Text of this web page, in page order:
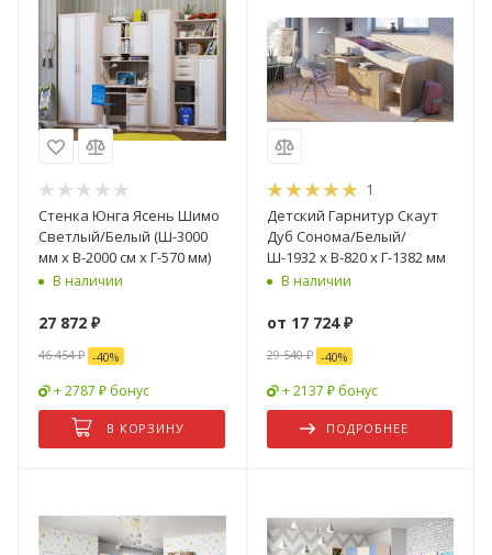
Стенка Юнга Ясень Шимо
Светлый/Белый (Ш-3000
мм х В-2000 см х Г-570 мм)
В наличии
27 872 ₽
46 454₽ -40%
+ 2787 ₽ бонус
В КОРЗИНУ
1
Детский Гарнитур Скаут
Дуб Сонома/Белый/
Ш-1932 х В-820 х Г-1382 мм
В наличии
от 17 724 ₽
29 540 ₽ -40%
+ 2137 ₽ бонус
ПОДРОБНЕЕ